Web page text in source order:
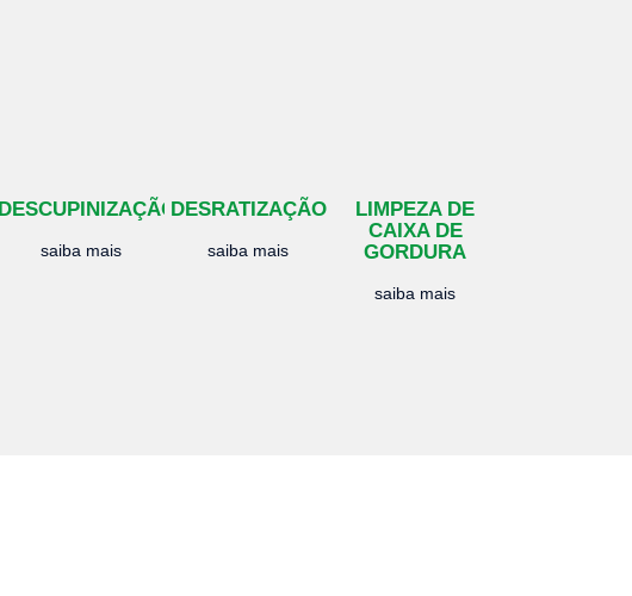
DESCUPINIZAÇÃO
saiba mais
DESRATIZAÇÃO
saiba mais
LIMPEZA DE
CAIXA DE
GORDURA
saiba mais